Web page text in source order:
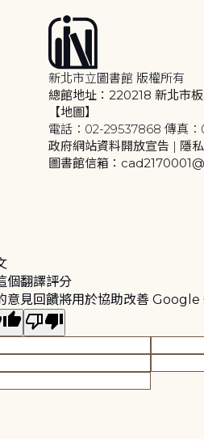
新北市立圖書館 版權所有
總館地址：220218 新北市
【地圖】
電話：02-29537868 傳真
政府網站資料開放宣告 | 隱
圖書館信箱：
個翻譯評分
意見回饋將用於協助改善 Google